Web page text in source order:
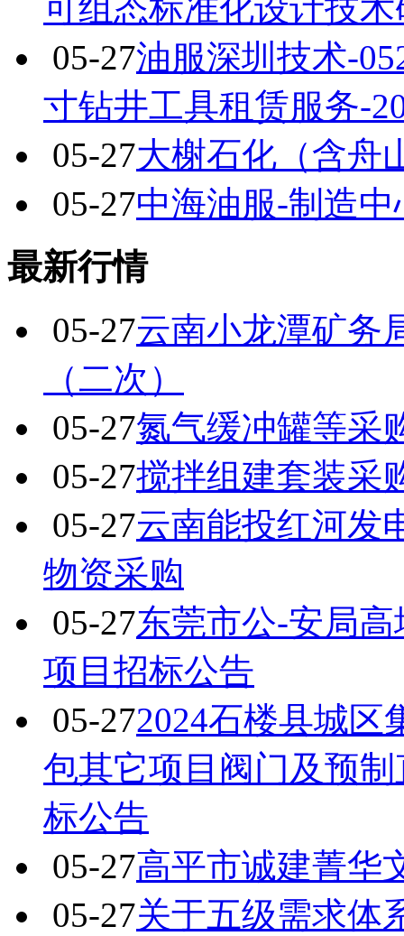
可组态标准化设计技
05-27油服深圳技术-
寸钻井工具租赁服务-
05-27大榭石化（含舟
05-27中海油服-制造
最新行情
05-27云南小龙潭矿务
（二次）
05-27氮气缓冲罐等采
05-27搅拌组建套装采
05-27云南能投红河发
物资采购
05-27东莞市公-安局
项目招标公告
05-272024石楼县城区
包其它项目阀门及预
标公告
05-27高平市诚建菁华
05-27关于五级需求体